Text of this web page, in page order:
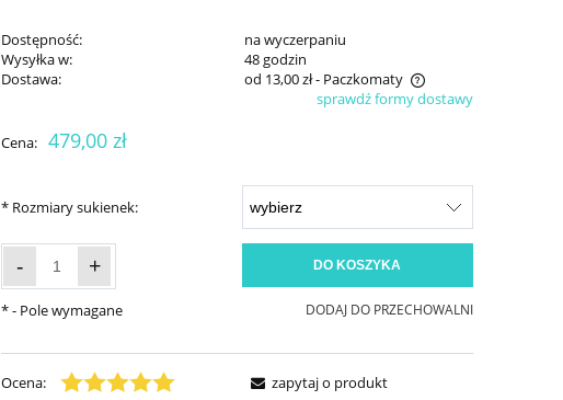
Dostępność:
na wyczerpaniu
Wysyłka w:
48 godzin
Dostawa:
od 13,00 zł- Paczkomaty
sprawdź formy dostawy
Cena: 479,00 zł
* Rozmiary sukienek:
- + DO KOSZYKA
DODAJ DO PRZECHOWALNI
*- Pole wymagane
Ocena:
zapytaj o produkt